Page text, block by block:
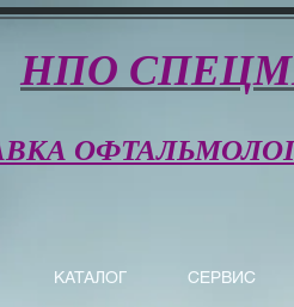
НПО
КАТАЛОГ СЕРВИС